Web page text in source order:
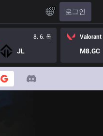
KO 로그인
8. 6. 목
JL
Valorant
M8.GC